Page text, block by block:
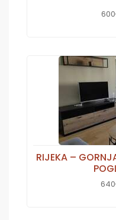
RIJEKA –